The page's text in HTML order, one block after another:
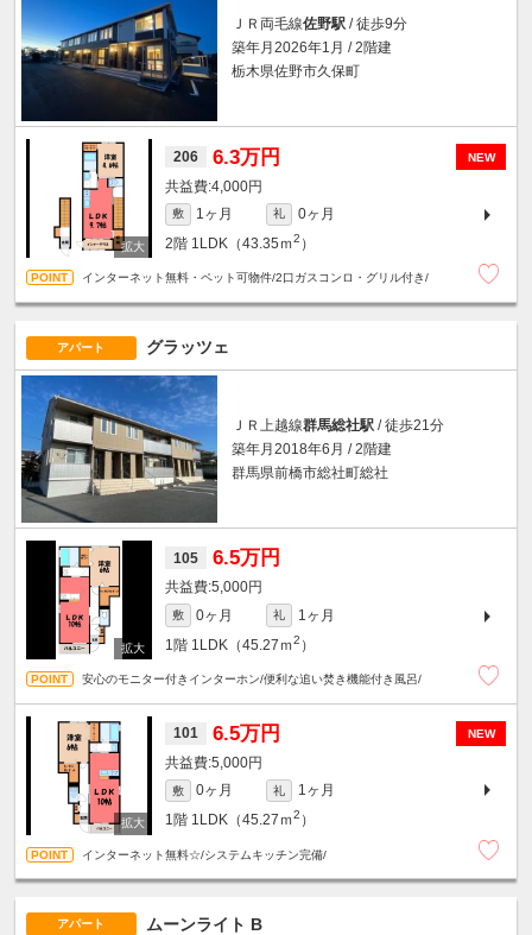
ＪＲ両毛線佐野駅 / 徒歩9分
築年月2026年1月 / 2階建
栃木県佐野市久保町
NEW
206 6.3万円
4,000円
敷 1ヶ月 礼
0ヶ月
2階 1LDK（43.35ｍ2 ）
インターネット無料・ペット可物件/2口ガスコンロ・グリル付き/
アパート グラッツェ
ＪＲ上越線群馬総社駅 / 徒歩21分
築年月2018年6月 / 2階建
群馬県前橋市総社町総社
105 6.5万円
5,000円
敷 0ヶ月 礼
1ヶ月
1階 1LDK（45.27ｍ2 ）
安心のモニター付きインターホン/便利な追い焚き機能付き風呂/
NEW
101 6.5万円
5,000円
敷 0ヶ月 礼
1ヶ月
1階 1LDK（45.27ｍ2 ）
インターネット無料☆/システムキッチン完備/
アパート ムーンライト B